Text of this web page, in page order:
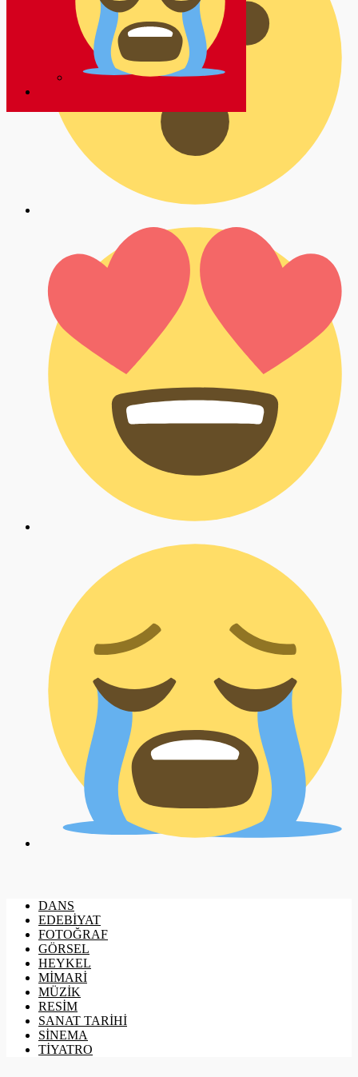
DANS
EDEBİYAT
FOTOĞRAF
GÖRSEL
HEYKEL
MİMARİ
MÜZİK
RESİM
SANAT TARİHİ
SİNEMA
TİYATRO